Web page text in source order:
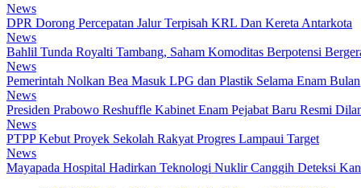
News
DPR Dorong Percepatan Jalur Terpisah KRL Dan Kereta Antarkota
News
Bahlil Tunda Royalti Tambang, Saham Komoditas Berpotensi
News
Pemerintah Nolkan Bea Masuk LPG dan Plastik Selama Enam Bulan
News
Presiden Prabowo Reshuffle Kabinet Enam Pejabat Baru Resmi
News
PTPP Kebut Proyek Sekolah Rakyat Progres Lampaui Target
News
Mayapada Hospital Hadirkan Teknologi Nuklir Canggih Deteksi